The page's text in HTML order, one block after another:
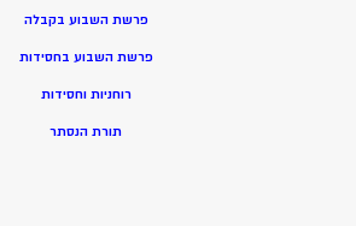
פרשת השבוע בקבלה
פרשת השבוע בחסידות
רוחניות וחסידות
תורת הנסתר